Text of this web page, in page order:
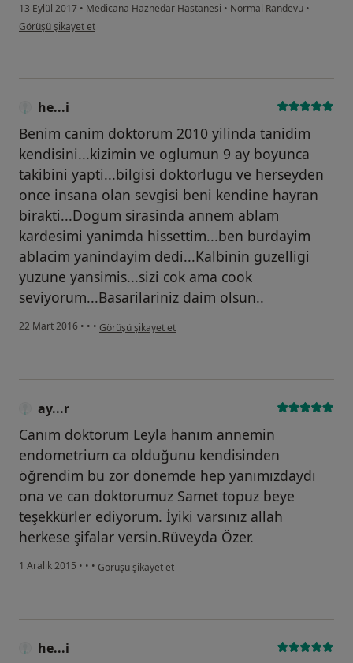
13 Eylül 2017 • Medicana Haznedar Hastanesi • Normal Randevu •
kullanıcının görüşüne göre he...i
Görüşü şikayet et
he...i
Benim canim doktorum 2010 yilinda tanidim
kendisini...kizimin ve oglumun 9 ay boyunca
takibini yapti...bilgisi doktorlugu ve herseyden
once insana olan sevgisi beni kendine hayran
birakti...Dogum sirasinda annem ablam
kardesimi yanimda hissettim...ben burdayim
ablacim yanindayim dedi...Kalbinin guzelligi
yuzune yansimis...sizi cok ama cook
seviyorum...Basarilariniz daim olsun..
22 Mart 2016 • • • kullanıcının görüşüne göre he...i
Görüşü şikayet et
ay...r
Canım doktorum Leyla hanım annemin
endometrium ca olduğunu kendisinden
öğrendim bu zor dönemde hep yanımızdaydı
ona ve can doktorumuz Samet topuz beye
teşekkürler ediyorum. İyiki varsınız allah
herkese şifalar versin.Rüveyda Özer.
1 Aralık 2015 • • • kullanıcının görüşüne göre ay...r
Görüşü şikayet et
he...i